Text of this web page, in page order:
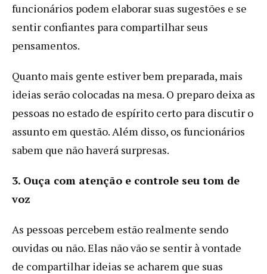
funcionários podem elaborar suas sugestões e se
sentir confiantes para compartilhar seus
pensamentos.
Quanto mais gente estiver bem preparada, mais
ideias serão colocadas na mesa. O preparo deixa as
pessoas no estado de espírito certo para discutir o
assunto em questão. Além disso, os funcionários
sabem que não haverá surpresas.
3. Ouça com atenção e controle seu tom de
voz
As pessoas percebem estão realmente sendo
ouvidas ou não. Elas não vão se sentir à vontade
de compartilhar ideias se acharem que suas